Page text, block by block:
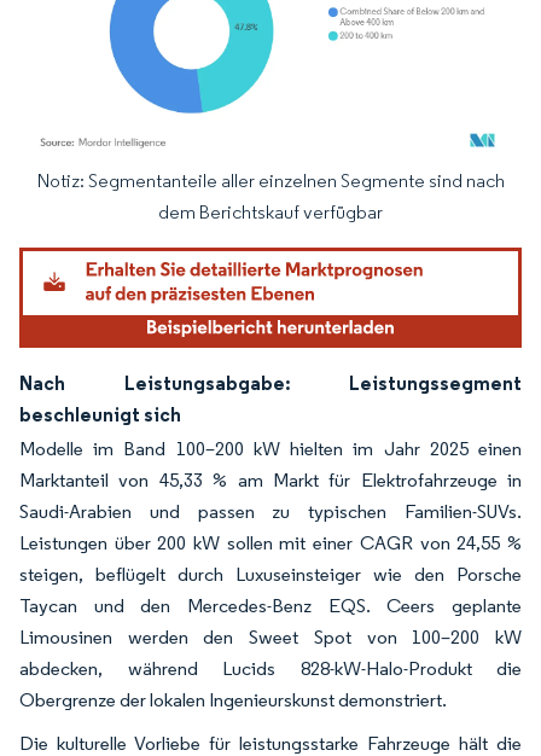
Bild © Mordor Intelligence. Wiederverwendung erfordert Namensnennung
Notiz: Segmentanteile aller einzelnen Segmente sind nach
dem Berichtskauf verfügbar
Nach Leistungsabgabe: Leistungssegment
beschleunigt sich
Modelle im Band 100–200 kW hielten im Jahr 2025 einen
Marktanteil von 45,33 % am Markt für Elektrofahrzeuge in
Saudi-Arabien und passen zu typischen Familien-SUVs.
Leistungen über 200 kW sollen mit einer CAGR von 24,55 %
steigen, beflügelt durch Luxuseinsteiger wie den Porsche
Taycan und den Mercedes-Benz EQS. Ceers geplante
Limousinen werden den Sweet Spot von 100–200 kW
abdecken, während Lucids 828-kW-Halo-Produkt die
Obergrenze der lokalen Ingenieurskunst demonstriert.
Die kulturelle Vorliebe für leistungsstarke Fahrzeuge hält die